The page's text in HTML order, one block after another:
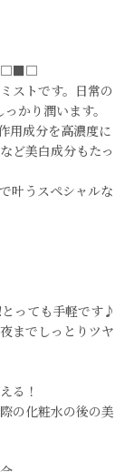
■□■□
ストです。日常の
かり潤います。
用成分を高濃度に
ど美白成分もたっ
叶うスペシャルな
っても手軽です♪
までしっとりツヤ
る！
の化粧水の後の美